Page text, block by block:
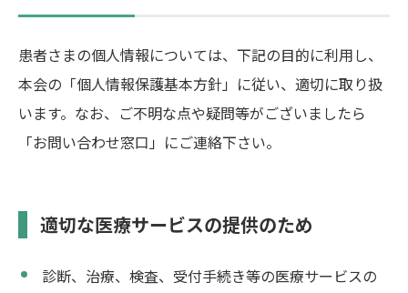
患者さまの個人情報については、下記の目的に利用し、
本会の「個人情報保護基本方針」に従い、適切に取り扱
います。なお、ご不明な点や疑問等がございましたら
「お問い合わせ窓口」にご連絡下さい。
適切な医療サービスの提供のため
診断、治療、検査、受付手続き等の医療サービスの